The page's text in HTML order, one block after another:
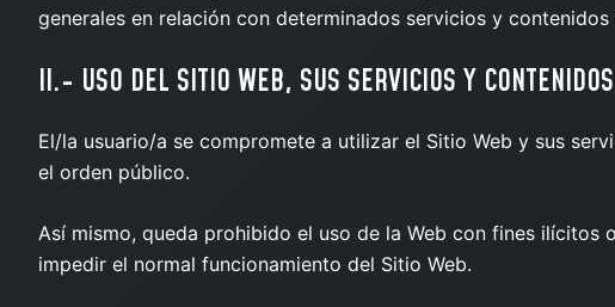
generales en relación con determinados servicios y contenidos
II.- USO DEL SITIO WEB, SUS SERVICIOS Y CONTENIDOS
El/la usuario/a se compromete a utilizar el Sitio Web y sus
el orden público.
Así mismo, queda prohibido el uso de la Web con fines ilícitos
impedir el normal funcionamiento del Sitio Web.